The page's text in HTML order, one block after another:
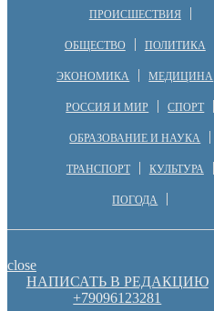
ПРОИСШЕСТВИЯ
ОБЩЕСТВО ПОЛИТИКА
ЭКОНОМИКА МЕДИЦИНА
РОССИЯ И МИР СПОРТ
ОБРАЗОВАНИЕ И НАУКА
ТРАНСПОРТ КУЛЬТУРА
ПОГОДА
close
НАПИСАТЬ В РЕДАКЦИЮ
+79096123281